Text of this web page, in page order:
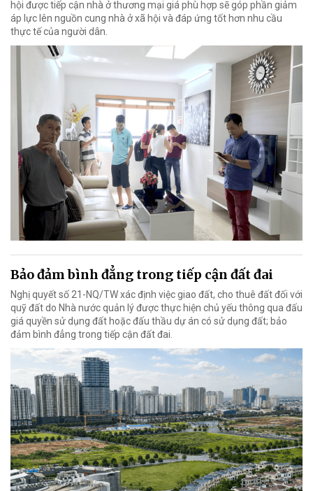
hội được tiếp cận nhà ở thương mại giá phù hợp sẽ góp phần giảm
áp lực lên nguồn cung nhà ở xã hội và đáp ứng tốt hơn nhu cầu
thực tế của người dân.
Bảo đảm bình đẳng trong tiếp cận đất đai
Nghị quyết số 21-NQ/TW xác định việc giao đất, cho thuê đất đối với
quỹ đất do Nhà nước quản lý được thực hiện chủ yếu thông qua đấu
giá quyền sử dụng đất hoặc đấu thầu dự án có sử dụng đất; bảo
đảm bình đẳng trong tiếp cận đất đai.